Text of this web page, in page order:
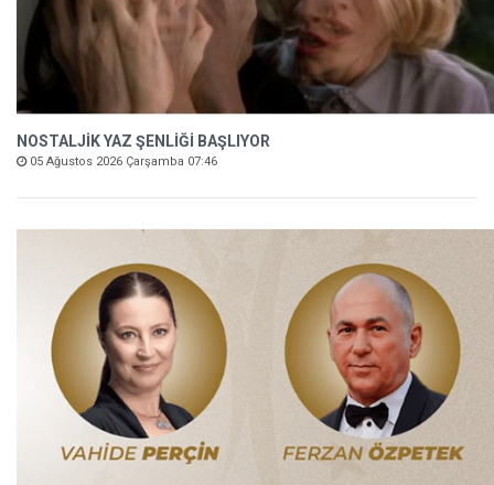
NOSTALJİK YAZ ŞENLİĞİ BAŞLIYOR
05 Ağustos 2026 Çarşamba 07:46